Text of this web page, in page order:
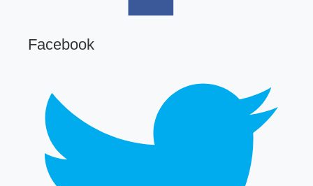
Facebook